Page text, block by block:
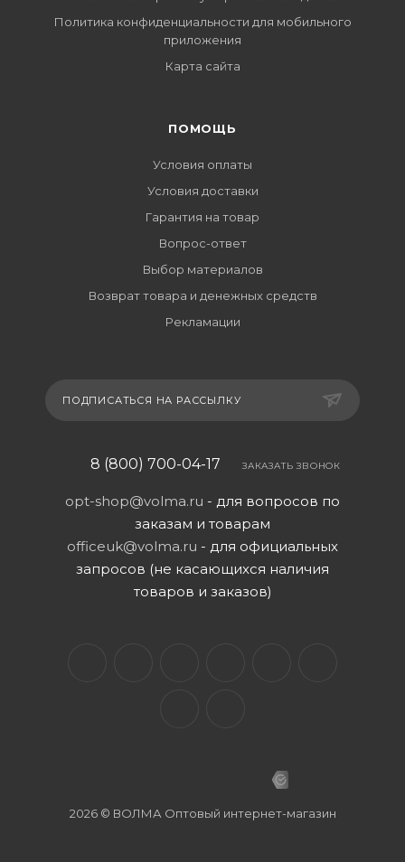
Политика конфиденциальности для мобильного
приложения
Карта сайта
ПОМОЩЬ
Условия оплаты
Условия доставки
Гарантия на товар
Вопрос-ответ
Выбор материалов
Возврат товара и денежных средств
Рекламации
ПОДПИСАТЬСЯ НА РАССЫЛКУ
8 (800) 700-04-17 ЗАКАЗАТЬ ЗВОНОК
opt-shop@volma.ru - для вопросов по
заказам и товарам
officeuk@volma.ru - для официальных
запросов (не касающихся наличия
товаров и заказов)
2026 © ВОЛМА Оптовый интернет-магазин